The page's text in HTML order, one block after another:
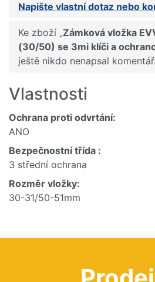
Napište vlastní dotaz nebo
Ke zboží „Zámková vložka
(30/50) se 3mi klíči a
ještě nikdo nenapsal
Vlastnosti
Ochrana proti odvrtání:
ANO
Bezpečnostní třída :
3 střední ochrana
Rozměr vložky:
30-31/50-51mm